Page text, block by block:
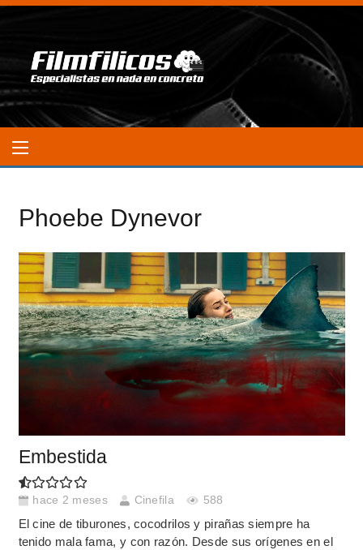
Phoebe Dynevor
Embestida
hace 2 meses Cinefila 588
El cine de tiburones, cocodrilos y pirañas siempre ha
tenido mala fama, y con razón. Desde sus orígenes en el